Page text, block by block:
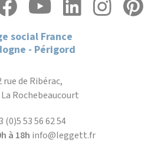
social France
- Périgord
rue de Ribérac,
La Rochebeaucourt
(0)5 53 56 62 54
à 18h info@leggett.fr